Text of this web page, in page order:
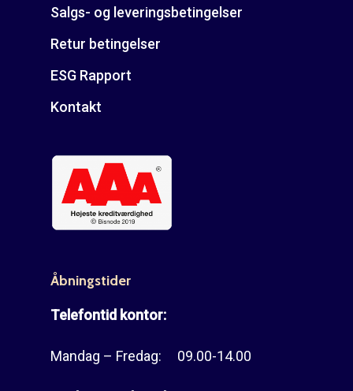
Salgs- og leveringsbetingelser
Retur betingelser
ESG Rapport
Kontakt
Åbningstider
Telefontid kontor:
Mandag – Fredag: 09.00-14.00